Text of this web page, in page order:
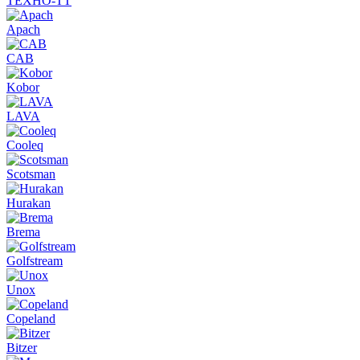
Apach
CAB
Kobor
LAVA
Cooleq
Scotsman
Hurakan
Brema
Golfstream
Unox
Copeland
Bitzer